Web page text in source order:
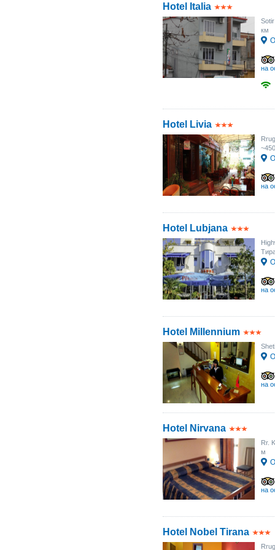
Hotel Italia
км
на
Hotel Livia
на
Hotel Lubjana
на
Hotel Millennium
на
Hotel Nirvana
Rr.
м
на
Hotel Nobel Tirana